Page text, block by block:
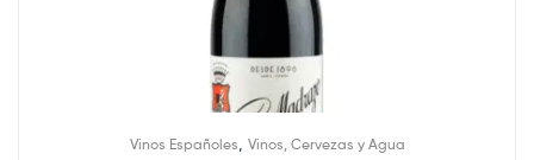
Vinos Españoles Vinos, Cervezas y Agua